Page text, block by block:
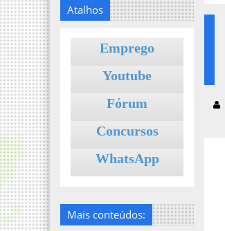
Atalhos
Emprego
Youtube
Fórum
Concursos
WhatsApp
Mais conteúdos: